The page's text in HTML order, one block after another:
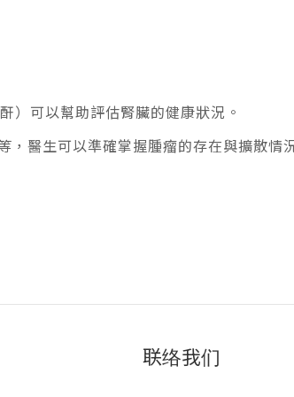
）可以幫助評估腎臟的健康狀況。
醫生可以準確掌握腫瘤的存在與擴散情
联络我们